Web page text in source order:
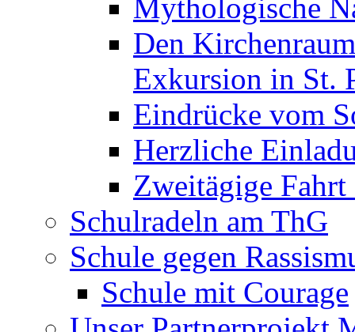
Mythologische
Den
Exkursion in St.
Eindrücke vom
Herzliche
Zweitägige
Schulradeln am ThG
Schule gegen
Schule mit Courage